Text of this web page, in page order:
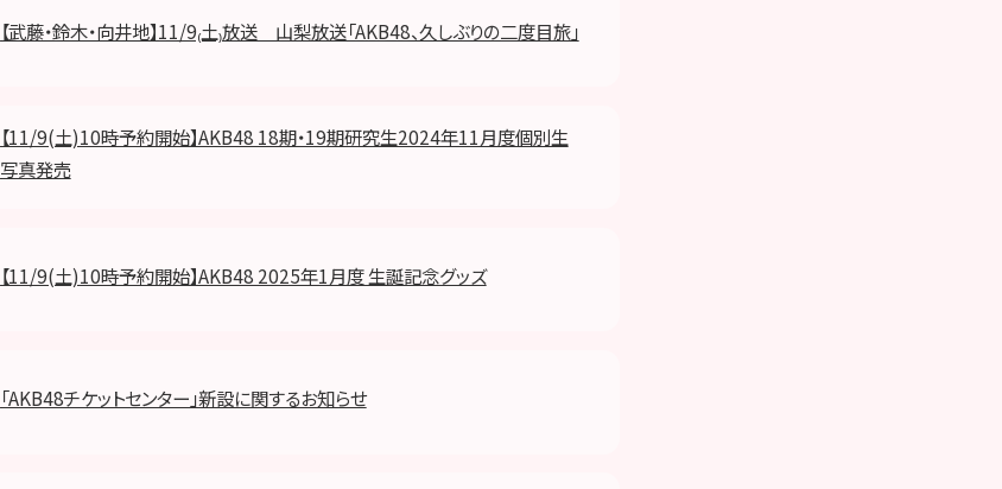
【武藤・鈴木・向井地】11/9₍土₎放送 山梨放送「AKB48、久しぶりの二度目旅」
【11/9(土)10時予約開始】AKB48 18期・19期研究生2024年11月度個別生
写真発売
【11/9(土)10時予約開始】AKB48 2025年1月度 生誕記念グッズ
「AKB48チケットセンター」新設に関するお知らせ